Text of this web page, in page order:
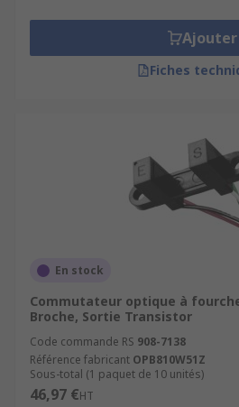
Ajouter
Fiches
En stock
Commutateur optique à
Broche, Sortie Transistor
Code commande RS 908-7138
Référence fabricant OPB810W51Z
Sous-total (1 paquet de 10 unités)
46,97 €HT